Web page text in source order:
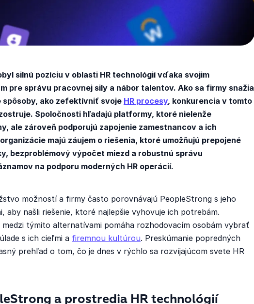
silnú pozíciu v oblasti HR technológií vďaka svojim
pre správu pracovnej sily a nábor talentov. Ako sa firmy snažia
ako zefektívniť svoje HR procesy, konkurencia v tomto
Spoločnosti hľadajú platformy, ktoré nielenže
ale zároveň podporujú zapojenie zamestnancov a ich
majú záujem o riešenia, ktoré umožňujú prepojené
bezproblémový výpočet miezd a robustnú správu
na podporu moderných HR operácií.
možností a firmy často porovnávajú PeopleStrong s jeho
aby našli riešenie, ktoré najlepšie vyhovuje ich potrebám.
medzi týmito alternatívami pomáha rozhodovacím osobám vybrať
s ich cieľmi a firemnou kultúrou. Preskúmanie popredných
prehľad o tom, čo je dnes v rýchlo sa rozvíjajúcom svete HR
a prostredia HR technológií